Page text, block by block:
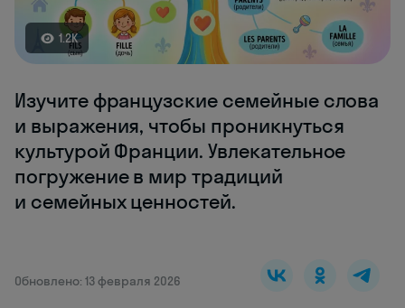
1.2K
Изучите французские семейные слова
и выражения, чтобы проникнуться
культурой Франции. Увлекательное
погружение в мир традиций
и семейных ценностей.
Обновлено: 13 февраля 2026